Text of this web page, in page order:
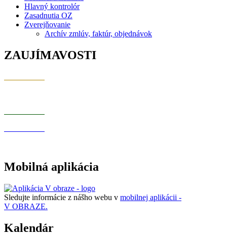
Hlavný kontrolór
Zasadnutia OZ
Zverejňovanie
Archív zmlúv, faktúr, objednávok
ZAUJÍMAVOSTI
Mobilná aplikácia
Sledujte informácie z nášho webu v mobilnej aplikácii -
V OBRAZE.
Kalendár